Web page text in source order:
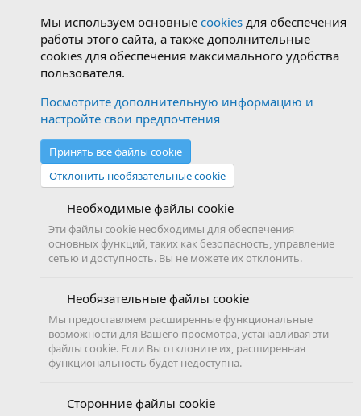
Мы используем основные cookies для обеспечения
работы этого сайта, а также дополнительные
cookies для обеспечения максимального удобства
пользователя.
Посмотрите дополнительную информацию и
настройте свои предпочтения
Принять все файлы cookie
Отклонить необязательные cookie
Необходимые файлы cookie
Эти файлы cookie необходимы для обеспечения
основных функций, таких как безопасность, управление
сетью и доступность. Вы не можете их отклонить.
Необязательные файлы cookie
Мы предоставляем расширенные функциональные
возможности для Вашего просмотра, устанавливая эти
файлы cookie. Если Вы отклоните их, расширенная
функциональность будет недоступна.
Сторонние файлы cookie